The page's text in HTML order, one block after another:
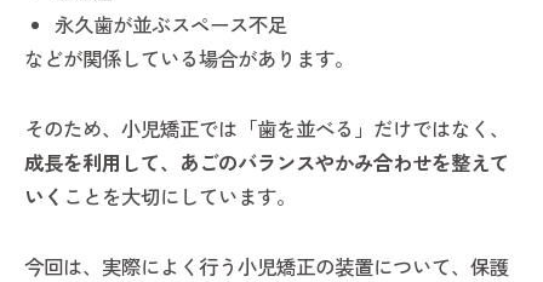
永久歯が並ぶスペース不足
などが関係している場合があります。
そのため、小児矯正では「歯を並べる」だけではなく、
成長を利用して、あごのバランスやかみ合わせを整えて
いく ことを大切にしています。
今回は、実際によく行う小児矯正の装置について、保護